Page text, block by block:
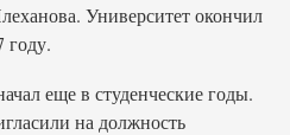
Университет окончил
году.
еще в студенческие годы.
на должность